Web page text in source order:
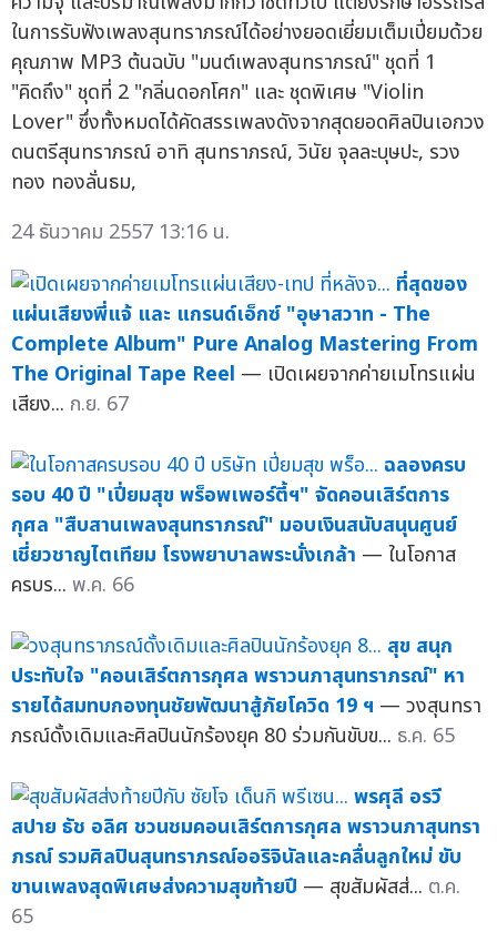
ในการรับฟังเพลงสุนทราภรณ์ได้อย่างยอดเยี่ยมเต็มเปี่ยมด้วย
คุณภาพ MP3 ต้นฉบับ "มนต์เพลงสุนทราภรณ์" ชุดที่ 1
"คิดถึง" ชุดที่ 2 "กลิ่นดอกโศก" และ ชุดพิเศษ "Violin
Lover" ซึ่งทั้งหมดได้คัดสรรเพลงดังจากสุดยอดศิลปินเอกวง
ดนตรีสุนทราภรณ์ อาทิ สุนทราภรณ์, วินัย จุลละบุษปะ, รวง
ทอง ทองลั่นธม,
24 ธันวาคม 2557 13:16 น.
ที่สุดของ
แผ่นเสียงพี่แจ้ และ แกรนด์เอ็กซ์ "อุษาสวาท - The
Complete Album" Pure Analog Mastering From
The Original Tape Reel — เปิดเผยจากค่ายเมโทรแผ่น
เสียง... ก.ย. 67
ฉลองครบ
รอบ 40 ปี "เปี่ยมสุข พร็อพเพอร์ตี้ฯ" จัดคอนเสิร์ตการ
กุศล "สืบสานเพลงสุนทราภรณ์" มอบเงินสนับสนุนศูนย์
เชี่ยวชาญไตเทียม โรงพยาบาลพระนั่งเกล้า — ในโอกาส
ครบร... พ.ค. 66
สุข สนุก
ประทับใจ "คอนเสิร์ตการกุศล พราวนภาสุนทราภรณ์" หา
รายได้สมทบกองทุนชัยพัฒนาสู้ภัยโควิด 19 ฯ — วงสุนทรา
ภรณ์ดั้งเดิมและศิลปินนักร้องยุค 80 ร่วมกันขับข... ธ.ค. 65
พรศุลี อรวี
สปาย ธัช อลิศ ชวนชมคอนเสิร์ตการกุศล พราวนภาสุนทรา
ภรณ์ รวมศิลปินสุนทราภรณ์ออริจินัลและคลื่นลูกใหม่ ขับ
ขานเพลงสุดพิเศษส่งความสุขท้ายปี — สุขสัมผัสส่... ต.ค.
65